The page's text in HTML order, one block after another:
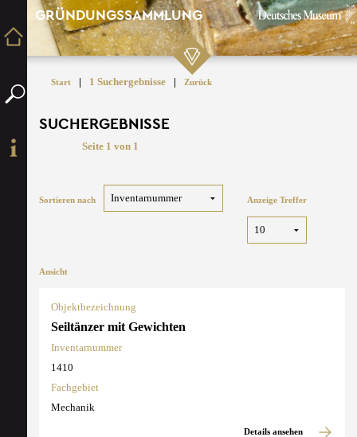
GRÜNDUNGSSAMMLUNG
Start | 1 Suchergebnisse | Zurück
SUCHERGEBNISSE
Seite 1 von 1
Sortieren nach Anzeige Treffer
Ansicht
Objektbezeichnung
Seiltänzer mit Gewichten
Inventarnummer
1410
Fachgebiet
Mechanik
Details ansehen